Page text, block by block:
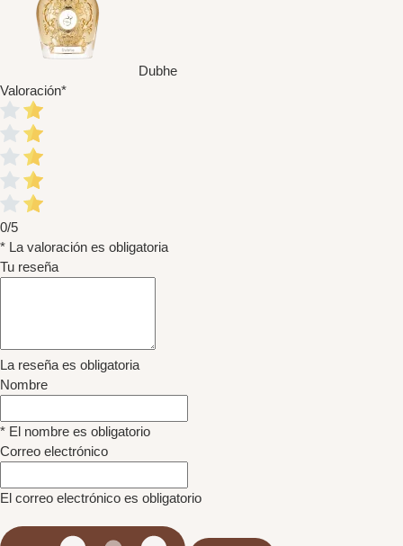
Dubhe
Valoración*
0/5
* La valoración es obligatoria
Tu reseña
La reseña es obligatoria
Nombre
* El nombre es obligatorio
Correo electrónico
El correo electrónico es obligatorio